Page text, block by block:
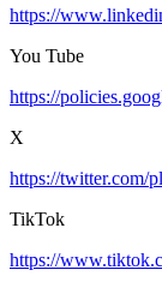
https://
You Tube
https://
X
https://twitter.com/
TikTok
https://